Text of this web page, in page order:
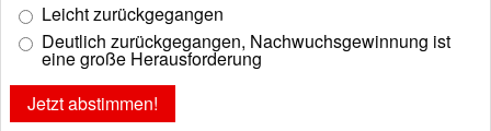
Leicht zurückgegangen
Deutlich zurückgegangen, Nachwuchsgewinnung ist
eine große Herausforderung